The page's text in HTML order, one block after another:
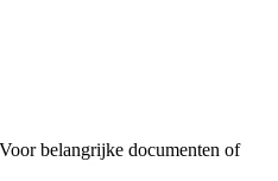
belangrijke documenten of